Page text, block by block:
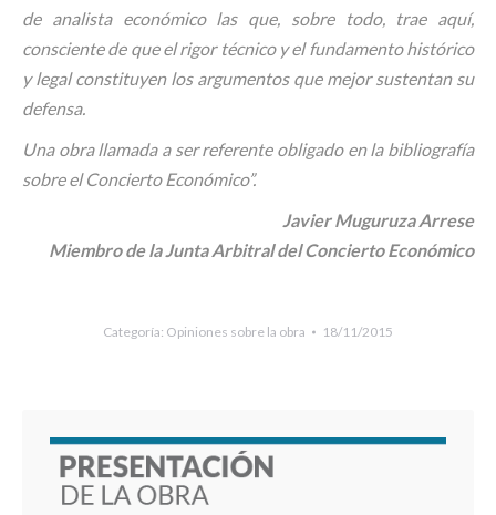
de analista económico las que, sobre todo, trae aquí,
consciente de que el rigor técnico y el fundamento histórico
y legal constituyen los argumentos que mejor sustentan su
defensa.
Una obra llamada a ser referente obligado en la bibliografía
sobre el Concierto Económico”.
Javier Muguruza Arrese
Miembro de la Junta Arbitral del Concierto Económico
Categoría: Opiniones sobre la obra 18/11/2015